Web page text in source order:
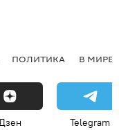
ПОЛИТИКА В МИРЕ
Telegram